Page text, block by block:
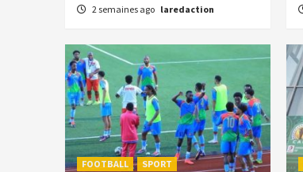
2 semaines ago laredaction
FOOTBALL SPORT